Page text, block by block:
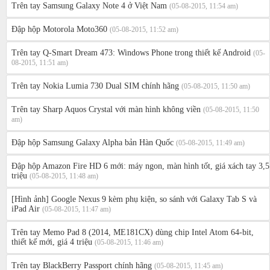
Trên tay Samsung Galaxy Note 4 ở Việt Nam (05-08-2015, 11:54 am)
Đập hộp Motorola Moto360 (05-08-2015, 11:52 am)
Trên tay Q-Smart Dream 473: Windows Phone trong thiết kế Android (05-
08-2015, 11:51 am)
Trên tay Nokia Lumia 730 Dual SIM chính hãng (05-08-2015, 11:50 am)
Trên tay Sharp Aquos Crystal với màn hình không viền (05-08-2015, 11:50
am)
Đập hộp Samsung Galaxy Alpha bản Hàn Quốc (05-08-2015, 11:49 am)
Đập hộp Amazon Fire HD 6 mới: máy ngon, màn hình tốt, giá xách tay 3,5
triệu (05-08-2015, 11:48 am)
[Hình ảnh] Google Nexus 9 kèm phụ kiện, so sánh với Galaxy Tab S và
iPad Air (05-08-2015, 11:47 am)
Trên tay Memo Pad 8 (2014, ME181CX) dùng chip Intel Atom 64-bit,
thiết kế mới, giá 4 triệu (05-08-2015, 11:46 am)
Trên tay BlackBerry Passport chính hãng (05-08-2015, 11:45 am)